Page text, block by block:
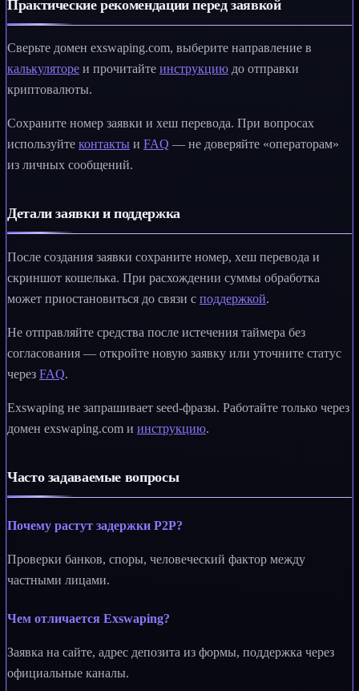
Практические рекомендации перед заявкой
Сверьте домен exswaping.com, выберите направление в
калькуляторе и прочитайте инструкцию до отправки
криптовалюты.
Сохраните номер заявки и хеш перевода. При вопросах
используйте контакты и FAQ — не доверяйте «операторам»
из личных сообщений.
Детали заявки и поддержка
После создания заявки сохраните номер, хеш перевода и
скриншот кошелька. При расхождении суммы обработка
может приостановиться до связи с поддержкой.
Не отправляйте средства после истечения таймера без
согласования — откройте новую заявку или уточните статус
через FAQ.
Exswaping не запрашивает seed-фразы. Работайте только через
домен exswaping.com и инструкцию.
Часто задаваемые вопросы
Почему растут задержки P2P?
Проверки банков, споры, человеческий фактор между
частными лицами.
Чем отличается Exswaping?
Заявка на сайте, адрес депозита из формы, поддержка через
официальные каналы.